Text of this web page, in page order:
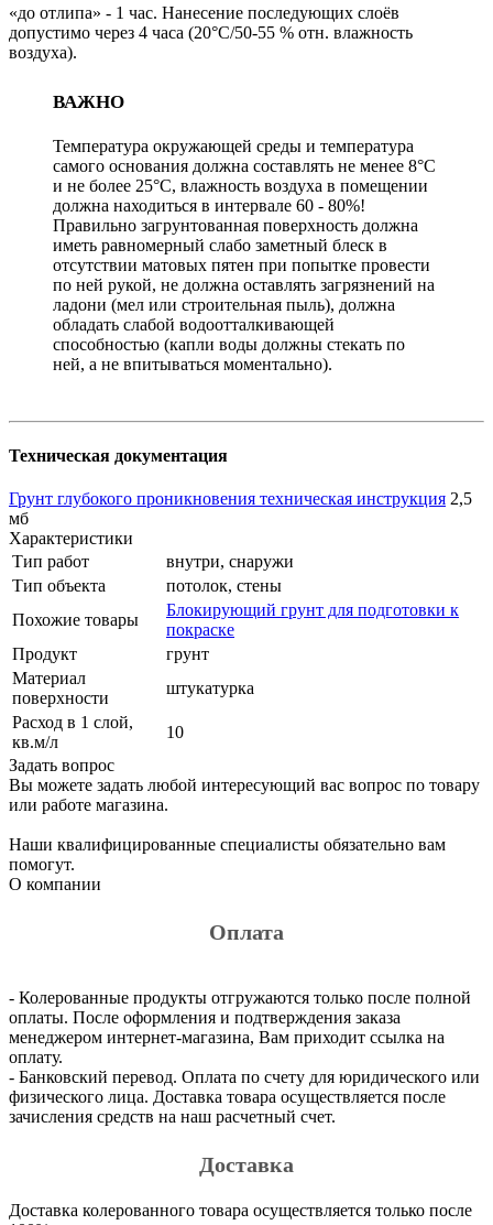
«до отлипа» - 1 час. Нанесение последующих слоёв
допустимо через 4 часа (20°C/50-55 % отн. влажность
воздуха).
ВАЖНО
Температура окружающей среды и температура
самого основания должна составлять не менее 8°C
и не более 25°C, влажность воздуха в помещении
должна находиться в интервале 60 - 80%!
Правильно загрунтованная поверхность должна
иметь равномерный слабо заметный блеск в
отсутствии матовых пятен при попытке провести
по ней рукой, не должна оставлять загрязнений на
ладони (мел или строительная пыль), должна
обладать слабой водоотталкивающей
способностью (капли воды должны стекать по
ней, а не впитываться моментально).
Техническая документация
Грунт глубокого проникновения техническая инструкция 2,5
мб
Характеристики
Тип работ
внутри, снаружи
Тип объекта
потолок, стены
Похожие товары
Блокирующий грунт для подготовки к
покраске
Продукт
грунт
Материал
поверхности
штукатурка
Расход в 1 слой,
кв.м/л
10
Задать вопрос
Вы можете задать любой интересующий вас вопрос по товару
или работе магазина.
Наши квалифицированные специалисты обязательно вам
помогут.
О компании
Оплата
- Колерованные продукты отгружаются только после полной
оплаты. После оформления и подтверждения заказа
менеджером интернет-магазина, Вам приходит ссылка на
оплату.
- Банковский перевод. Оплата по счету для юридического или
физического лица. Доставка товара осуществляется после
зачисления средств на наш расчетный счет.
Доставка
Доставка колерованного товара осуществляется только после